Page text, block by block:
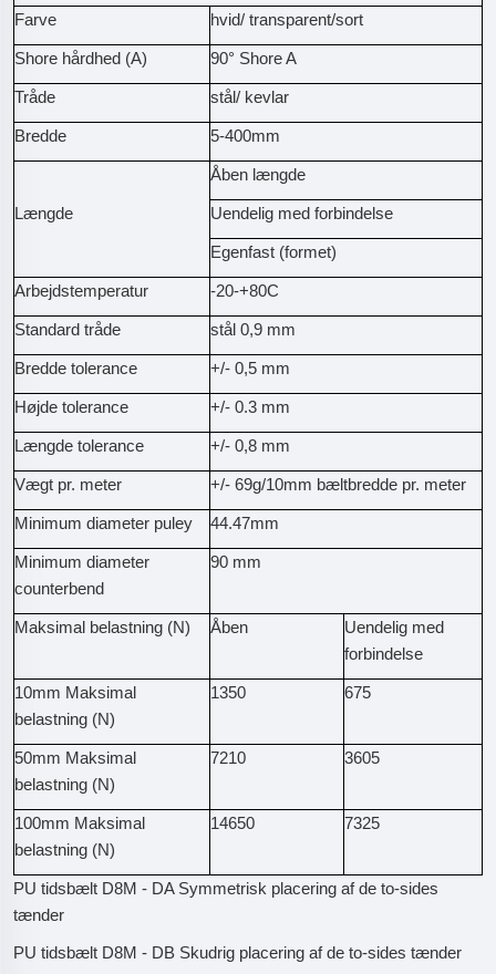
Farve hvid/ transparent/sort
Shore hårdhed (A) 90° Shore A
Tråde stål/ kevlar
Bredde 5-400mm
Længde
Åben længde
Uendelig med forbindelse
Egenfast (formet)
Arbejdstemperatur -20-+80C
Standard tråde stål 0,9 mm
Bredde tolerance +/- 0,5 mm
Højde tolerance +/- 0.3 mm
Længde tolerance +/- 0,8 mm
Vægt pr. meter +/- 69g/10mm bæltbredde pr. meter
Minimum diameter puley 44.47mm
Minimum diameter
counterbend
90 mm
Maksimal belastning (N) Åben
Uendelig med
forbindelse
10mm Maksimal
belastning (N)
1350 675
50mm Maksimal
belastning (N)
7210 3605
100mm Maksimal
belastning (N)
14650 7325
PU tidsbælt D8M - DA Symmetrisk placering af de to-sides
tænder
PU tidsbælt D8M - DB Skudrig placering af de to-sides tænder